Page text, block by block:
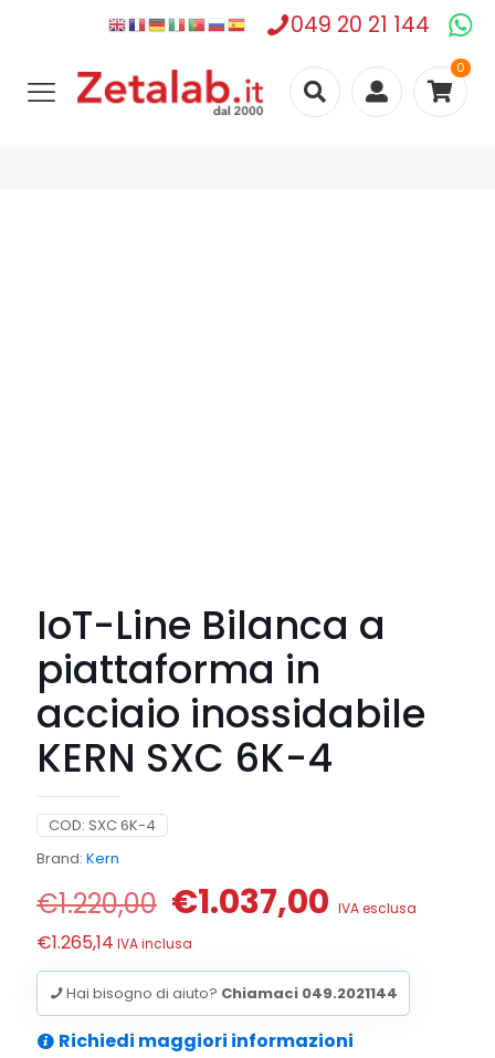
049 20 21 144
0
IoT-Line Bilanca a
piattaforma in
acciaio inossidabile
KERN SXC 6K-4
COD: SXC 6K-4
Brand: Kern
€1.220,00 Il
prezzo
originale
era:
€1.220,00.
€1.037,00 Il
attuale
è:
€1.037,00.
IVA esclusa
€1.265,14 IVA inclusa
Hai bisogno di aiuto? Chiamaci 049.2021144
Richiedi maggiori informazioni